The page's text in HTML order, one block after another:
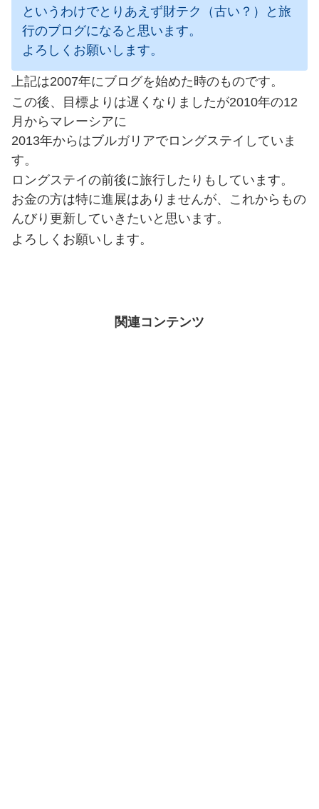
というわけでとりあえず財テク（古い？）と旅
行のブログになると思います。
よろしくお願いします。
上記は2007年にブログを始めた時のものです。
この後、目標よりは遅くなりましたが2010年の12
月からマレーシアに
2013年からはブルガリアでロングステイしていま
す。
ロングステイの前後に旅行したりもしています。
お金の方は特に進展はありませんが、これからもの
んびり更新していきたいと思います。
よろしくお願いします。
関連コンテンツ